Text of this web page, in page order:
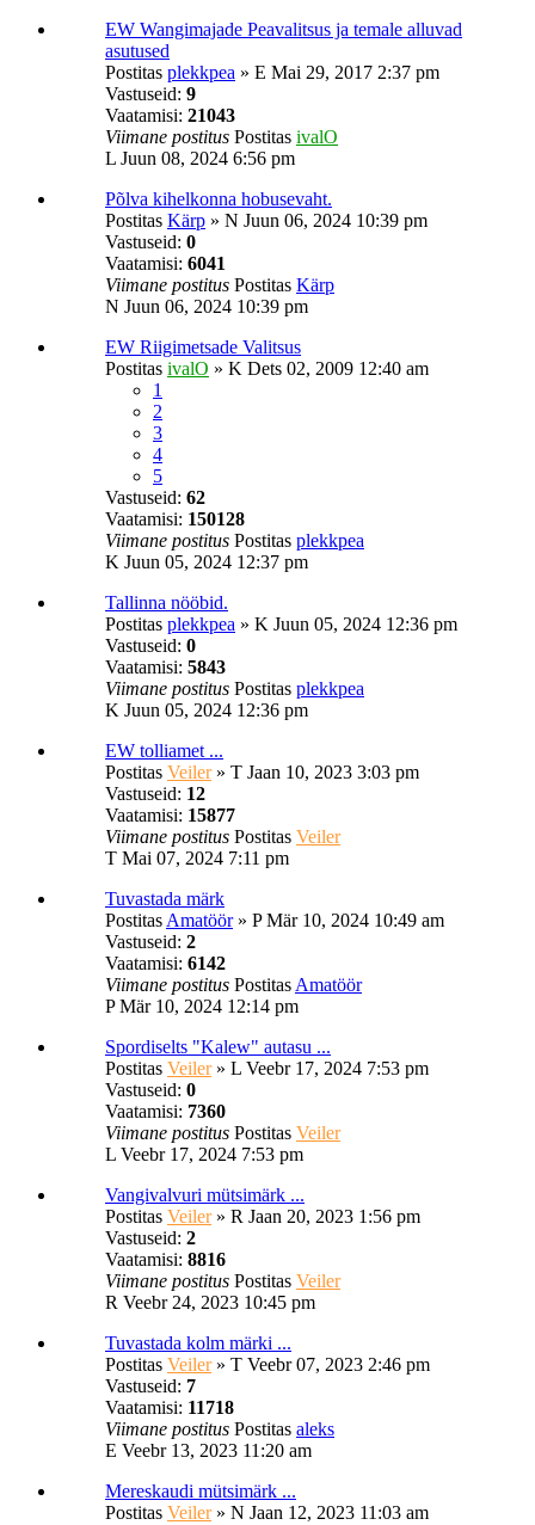
EW Wangimajade Peavalitsus ja temale alluvad
asutused
Postitas plekkpea » E Mai 29, 2017 2:37 pm
Vastuseid: 9
Vaatamisi: 21043
Viimane postitus Postitas ivalO
L Juun 08, 2024 6:56 pm
Põlva kihelkonna hobusevaht.
Postitas Kärp » N Juun 06, 2024 10:39 pm
Vastuseid: 0
Vaatamisi: 6041
Viimane postitus Postitas Kärp
N Juun 06, 2024 10:39 pm
EW Riigimetsade Valitsus
Postitas ivalO » K Dets 02, 2009 12:40 am
1
2
3
4
5
Vastuseid: 62
Vaatamisi: 150128
Viimane postitus Postitas plekkpea
K Juun 05, 2024 12:37 pm
Tallinna nööbid.
Postitas plekkpea » K Juun 05, 2024 12:36 pm
Vastuseid: 0
Vaatamisi: 5843
Viimane postitus Postitas plekkpea
K Juun 05, 2024 12:36 pm
EW tolliamet ...
Postitas Veiler» T Jaan 10, 2023 3:03 pm
Vastuseid: 12
Vaatamisi: 15877
Viimane postitus Postitas Veiler
T Mai 07, 2024 7:11 pm
Tuvastada märk
Postitas Amatöör» P Mär 10, 2024 10:49 am
Vastuseid: 2
Vaatamisi: 6142
Viimane postitus Postitas Amatöör
P Mär 10, 2024 12:14 pm
Spordiselts "Kalew" autasu ...
Postitas Veiler» L Veebr 17, 2024 7:53 pm
Vastuseid: 0
Vaatamisi: 7360
Viimane postitus Postitas Veiler
L Veebr 17, 2024 7:53 pm
Vangivalvuri mütsimärk ...
Postitas Veiler» R Jaan 20, 2023 1:56 pm
Vastuseid: 2
Vaatamisi: 8816
Viimane postitus Postitas Veiler
R Veebr 24, 2023 10:45 pm
Tuvastada kolm märki ...
Postitas Veiler» T Veebr 07, 2023 2:46 pm
Vastuseid: 7
Vaatamisi: 11718
Viimane postitus Postitas aleks
E Veebr 13, 2023 11:20 am
Mereskaudi mütsimärk ...
Postitas Veiler» N Jaan 12, 2023 11:03 am